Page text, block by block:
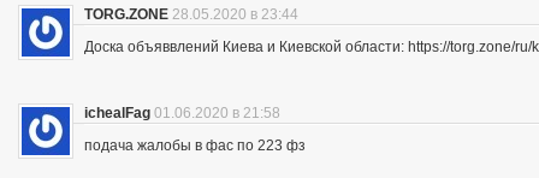
TORG.ZONE 28.05.2020 в 23:44
Доска объяввлений Киева и Киевской области: https://torg.zone/ru/
ichealFag 01.06.2020 в 21:58
подача жалобы в фас по 223 фз